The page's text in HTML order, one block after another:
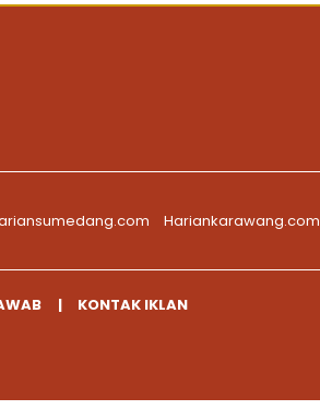
Hariankarawang.com
KONTAK IKLAN